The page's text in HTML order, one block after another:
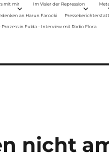
mit mir Im Visier der Repression
an Harun Farocki
Prozess in Fulda – Interview mit Radio Flora
nicht